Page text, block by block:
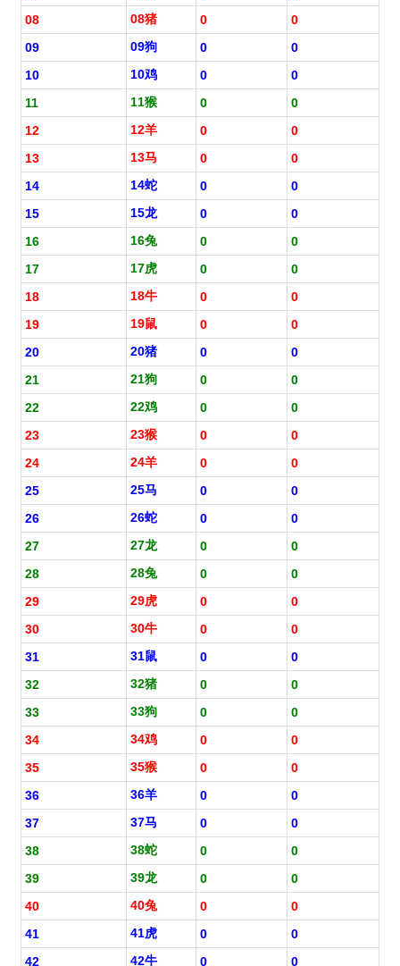
08
08猪 0
0
09
09狗 0
0
10
10鸡 0
0
11
11猴 0
0
12
12羊 0
0
13
13马 0
0
14
14蛇 0
0
15
15龙 0
0
16
16兔 0
0
17
17虎 0
0
18
18牛 0
0
19
19鼠 0
0
20
20猪 0
0
21
21狗 0
0
22
22鸡 0
0
23
23猴 0
0
24
24羊 0
0
25
25马 0
0
26
26蛇 0
0
27
27龙 0
0
28
28兔 0
0
29
29虎 0
0
30
30牛 0
0
31
31鼠 0
0
32
32猪 0
0
33
33狗 0
0
34
34鸡 0
0
35
35猴 0
0
36
36羊 0
0
37
37马 0
0
38
38蛇 0
0
39
39龙 0
0
40
40兔 0
0
41
41虎 0
0
42
42牛 0 0